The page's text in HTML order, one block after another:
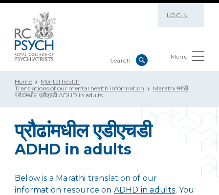
LOGIN
Menu
Home
Mental health
Translations of our mental health information
Marathi मराठी
प्रौढांमधील एडीएचडी ADHD in adults
प्रौढांमधील एडीएचडी
ADHD in adults
Below is a Marathi translation of our
information resource on ADHD in adults. You